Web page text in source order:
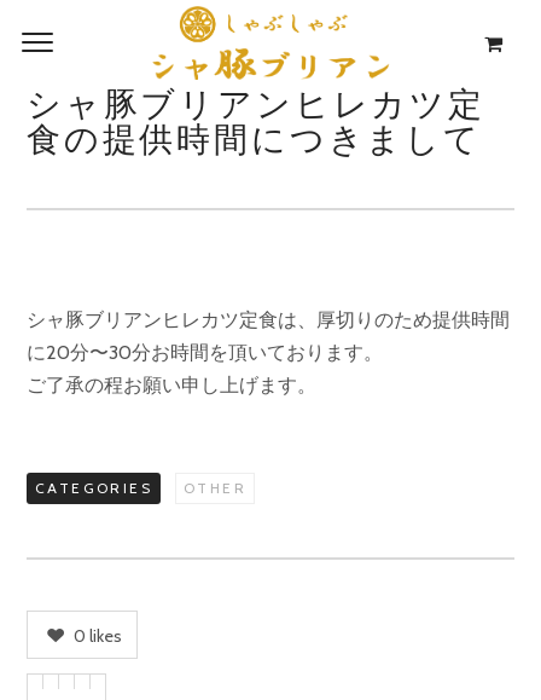
シャ豚ブリアンヒレカツ定
食の提供時間につきまして
シャ豚ブリアンヒレカツ定食は、厚切りのため提供時間
に20分〜30分お時間を頂いております。
ご了承の程お願い申し上げます。
CATEGORIES OTHER
0 likes